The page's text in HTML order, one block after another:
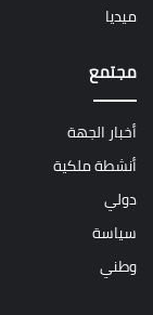
ميديا
مجتمع
أخبار الجهة
أنشطة ملكية
دولي
سياسة
وطني